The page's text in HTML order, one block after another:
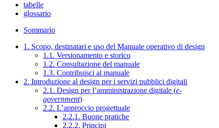
tabelle
glossario
Sommario
1. Scopo, destinatari e uso del Manuale operativo di design
1.1. Versionamento e storico
1.2. Consultazione del manuale
1.3. Contribuisci al manuale
2. Introduzione al design per i servizi pubblici digitali
2.1. Design per l’amministrazione digitale (e-
government)
2.2. L’approccio progettuale
2.2.1. Buone pratiche
2.2.2. Principi